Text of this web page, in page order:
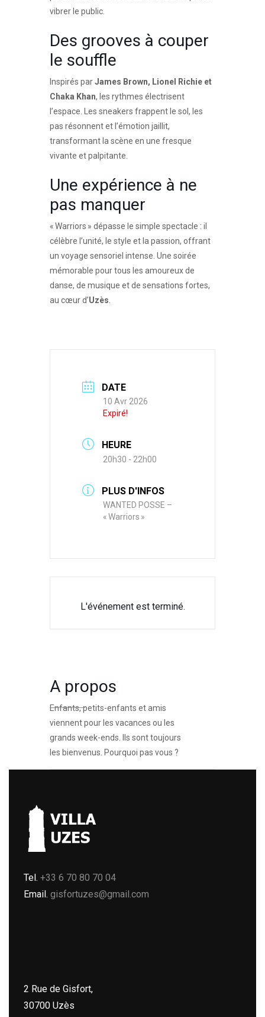
vibrer le public.
Des grooves à couper
le souffle
Inspirés parJames Brown, Lionel Richie et
Chaka Khan, les rythmes électrisent
l’espace. Les sneakers frappent le sol, les
pas résonnent et l’émotion jaillit,
transformant la scène en une fresque
vivante et palpitante.
Une expérience à ne
pas manquer
« Warriors » dépasse le simple spectacle : il
célèbre l’unité, le style et la passion, offrant
un voyage sensoriel intense. Une soirée
mémorable pour tous les amoureux de
danse, de musique et de sensations fortes,
au cœur d’Uzès
DATE
10 Avr 2026
Expiré!
HEURE
20h30 - 22h00
PLUS D'INFOS
WANTED POSSE –
« Warriors »
L'événement est terminé.
A propos
Enfants, petits-enfants et amis
viennent pour les vacances ou les
grands week-ends. Ils sont toujours
les bienvenus. Pourquoi pas vous ?
Tel. +33 6 70 80 70 04
Email. gisfortuzes@gmail.com
2 Rue de Gisfort,
30700 Uzès